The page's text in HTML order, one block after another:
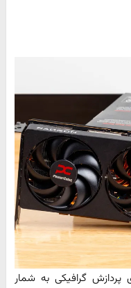
پردازش گرافیکی به شمار